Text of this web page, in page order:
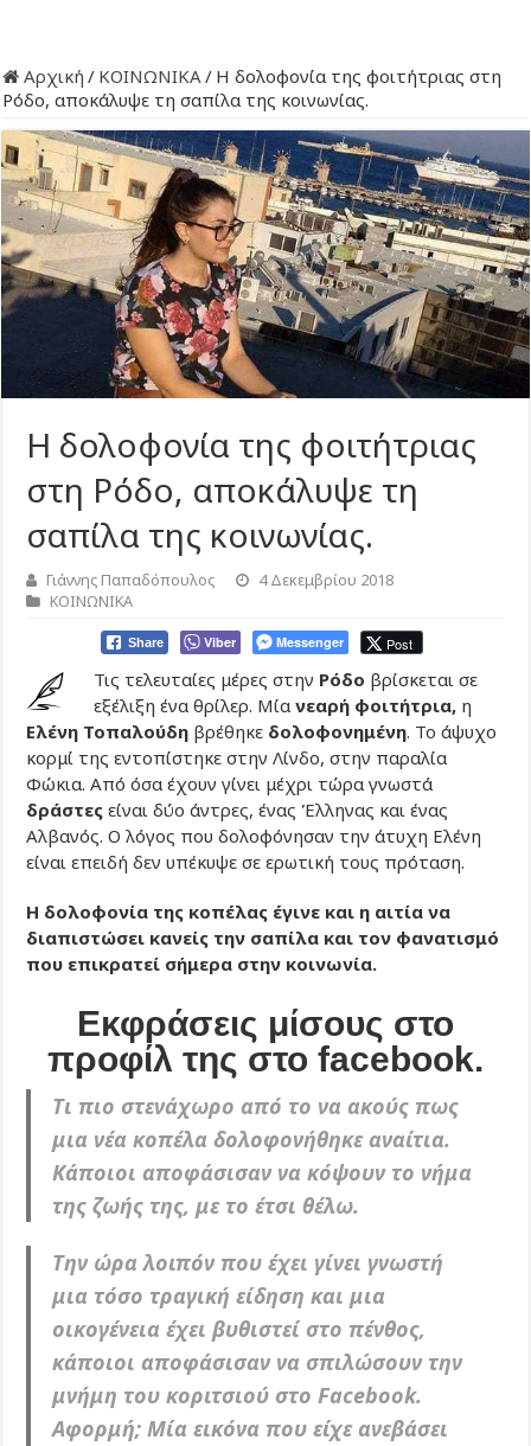
Αρχική / ΚΟΙΝΩΝΙΚΑ/ Η δολοφονία της φοιτήτριας στη
Ρόδο, αποκάλυψε τη σαπίλα της κοινωνίας.
Η δολοφονία της φοιτήτριας
στη Ρόδο, αποκάλυψε τη
σαπίλα της κοινωνίας.
Γιάννης Παπαδόπουλος
4 Δεκεμβρίου 2018
ΚΟΙΝΩΝΙΚΑ
Share Viber Messenger Post
Τις τελευταίες μέρες στην Ρόδο βρίσκεται σε
εξέλιξη ένα θρίλερ. Μίανεαρή φοιτήτρια, η
Ελένη Τοπαλούδη βρέθηκε δολοφονημένη. Το άψυχο
κορμί της εντοπίστηκε στην Λίνδο, στην παραλία
Φώκια. Από όσα έχουν γίνει μέχρι τώρα γνωστά
δράστες είναι δύο άντρες, ένας Έλληνας και ένας
Αλβανός. Ο λόγος που δολοφόνησαν την άτυχη Ελένη
είναι επειδή δεν υπέκυψε σε ερωτική τους πρόταση.
Η δολοφονία της κοπέλας έγινε και η αιτία να
διαπιστώσει κανείς την σαπίλα και τον φανατισμό
που επικρατεί σήμερα στην κοινωνία.
Εκφράσεις μίσους στο
προφίλ της στο facebook.
Tι πιο στενάχωρο από το να ακούς πως
μια νέα κοπέλα δολοφονήθηκε αναίτια.
Κάποιοι αποφάσισαν να κόψουν το νήμα
της ζωής της, με το έτσι θέλω.
Την ώρα λοιπόν που έχει γίνει γνωστή
μια τόσο τραγική είδηση και μια
οικογένεια έχει βυθιστεί στο πένθος,
κάποιοι αποφάσισαν να σπιλώσουν την
μνήμη του κοριτσιού στο Facebook.
Αφορμή; Μία εικόνα που είχε ανεβάσει